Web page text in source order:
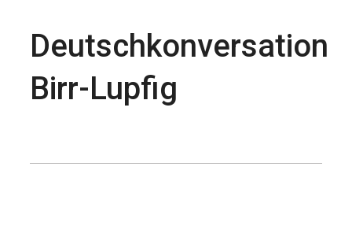
Deutschkonversation
Birr-Lupfig